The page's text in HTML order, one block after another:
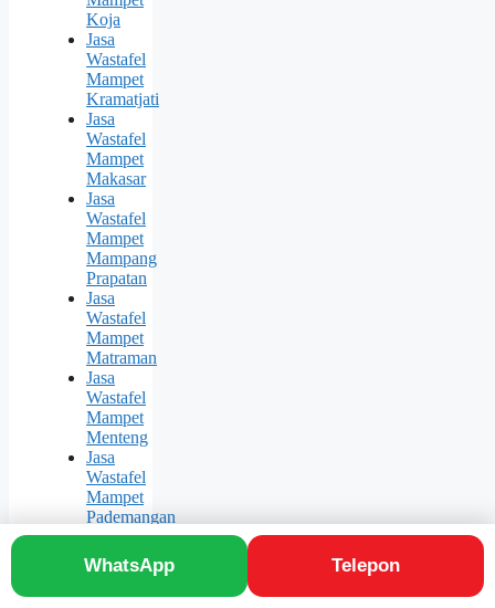
WhatsApp Telepon
Koja
Jasa
Wastafel
Mampet
Kramatjati
Jasa
Wastafel
Mampet
Makasar
Jasa
Wastafel
Mampet
Mampang
Prapatan
Jasa
Wastafel
Mampet
Matraman
Jasa
Wastafel
Mampet
Menteng
Jasa
Wastafel
Mampet
Pademangan
Jasa
Wastafel
Mampet
Palmerah